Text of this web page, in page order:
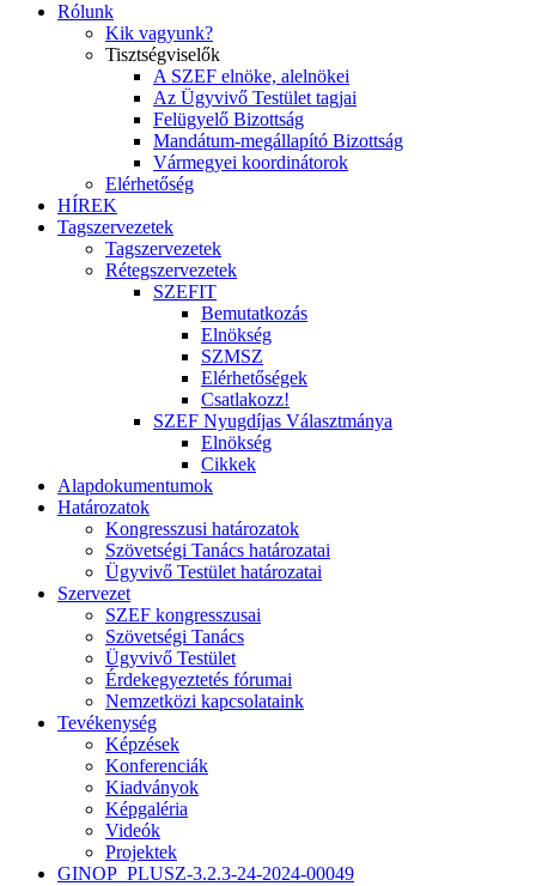
Rólunk
Kik vagyunk?
Tisztségviselők
A SZEF elnöke, alelnökei
Az Ügyvivő Testület tagjai
Felügyelő Bizottság
Mandátum-megállapító Bizottság
Vármegyei koordinátorok
Elérhetőség
HÍREK
Tagszervezetek
Tagszervezetek
Rétegszervezetek
SZEFIT
Bemutatkozás
Elnökség
SZMSZ
Elérhetőségek
Csatlakozz!
SZEF Nyugdíjas Választmánya
Elnökség
Cikkek
Alapdokumentumok
Határozatok
Kongresszusi határozatok
Szövetségi Tanács határozatai
Ügyvivő Testület határozatai
Szervezet
SZEF kongresszusai
Szövetségi Tanács
Ügyvivő Testület
Érdekegyeztetés fórumai
Nemzetközi kapcsolataink
Tevékenység
Képzések
Konferenciák
Kiadványok
Képgaléria
Videók
Projektek
GINOP_PLUSZ-3.2.3-24-2024-00049